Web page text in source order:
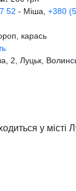
52 - Міша, +380
карась
2, Луцьк,
у місті